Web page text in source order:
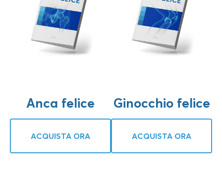
Anca felice
ACQUISTA ORA
Ginocchio felice
ACQUISTA ORA